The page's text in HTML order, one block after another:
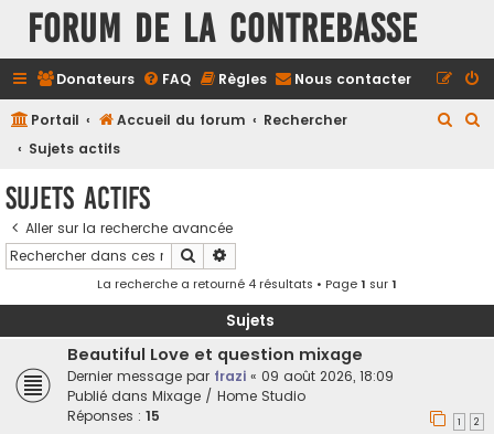
FORUM DE LA CONTREBASSE
Donateurs FAQ Règles Nous contacter
Portail Accueil du forum
Rechercher
Sujets actifs
Sujets actifs
Aller sur la recherche avancée
Rechercher
La recherche a retourné 4 résultats • Page1 sur1
Sujets
Beautiful Love et question mixage
Dernier message par frazi « 09 août 2026, 18:09
Publié dans Mixage / Home Studio
Réponses : 15 1 2